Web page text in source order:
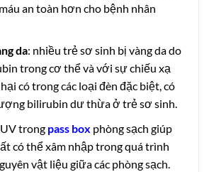
an toàn hơn cho bệnh nhân
da: nhiều trẻ sơ sinh bị vàng da do
trong cơ thể và với sự chiếu xạ
có trong các loại đèn đặc biệt, có
bilirubin dư thừa ở trẻ sơ sinh.
trong pass box phòng sạch giúp
có thể xâm nhập trong quá trình
vật liệu giữa các phòng sạch.